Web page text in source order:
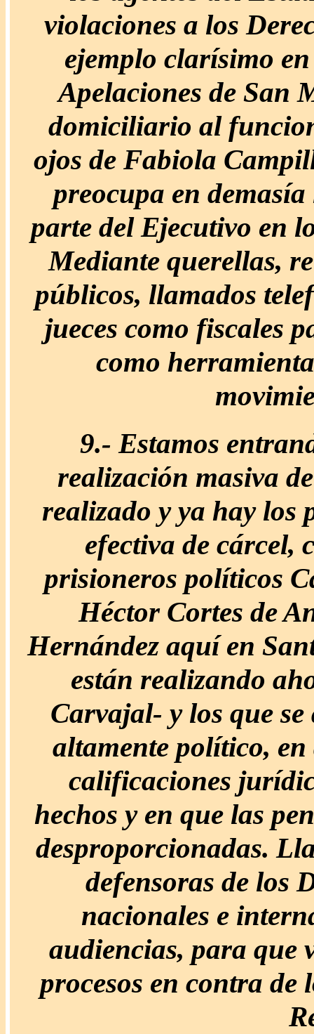
violaciones a los
ejemplo clarísimo
Apelaciones de San
domiciliario al
ojos de Fabiola
preocupa en
parte del Ejecutivo en
Mediante querellas,
públicos, llamados
jueces como fiscales
como
9.- Estamos
realización masiva
realizado y ya hay los
efectiva de cárcel,
prisioneros políticos
Héctor Cortes de
Hernández aquí en
están realizando
Carvajal- y los que
altamente político,
calificaciones
hechos y en que las
desproporcionadas.
defensoras de los
nacionales e
audiencias, para que
procesos en contra